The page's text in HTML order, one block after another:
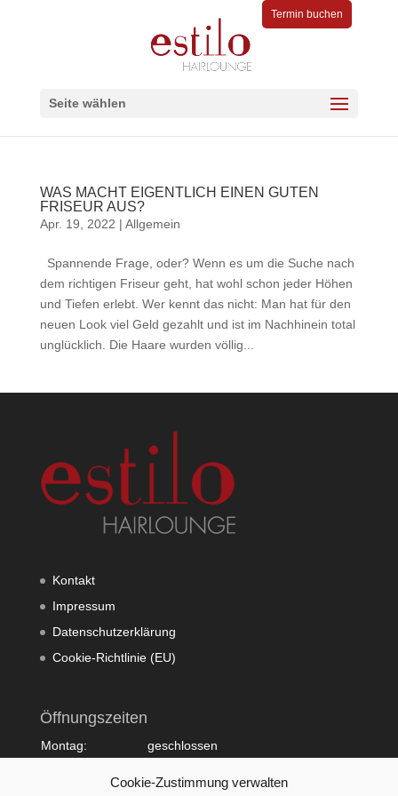
Cookie-Zustimmung verwalten
Termin buchen
Seite wählen
WAS MACHT EIGENTLICH EINEN GUTEN
FRISEUR AUS?
Apr. 19, 2022 | Allgemein
Spannende Frage, oder? Wenn es um die Suche nach
dem richtigen Friseur geht, hat wohl schon jeder Höhen
und Tiefen erlebt. Wer kennt das nicht: Man hat für den
neuen Look viel Geld gezahlt und ist im Nachhinein total
unglücklich. Die Haare wurden völlig...
Kontakt
Impressum
Datenschutzerklärung
Cookie-Richtlinie (EU)
Öffnungszeiten
Montag:
geschlossen
09:00 - 18:00